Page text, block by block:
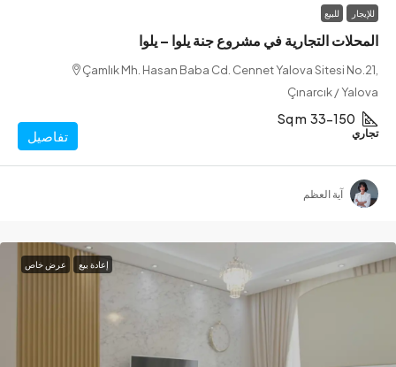
للبيع
التجارية في مشروع جنة يلوا – يلوا
Çamlık Mh. Hasan Baba Cd. Cennet Yalova Sitesi
Çınarcık /
33-
Sq m
تفاصيل
آية العظم
عرض خاص